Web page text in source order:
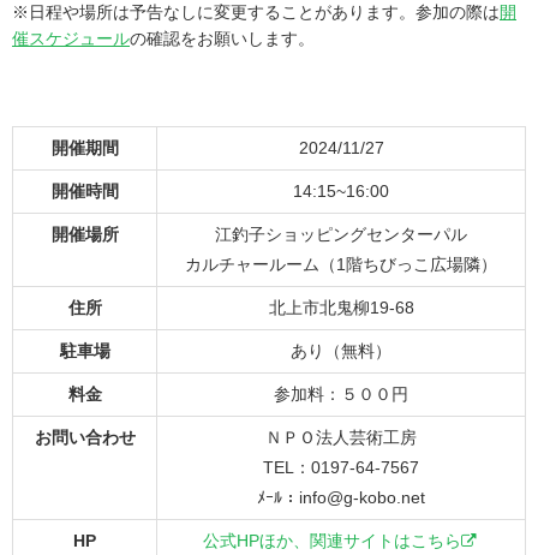
※日程や場所は予告なしに変更することがあります。参加の際は開
催スケジュールの確認をお願いします。
開催期間 2024/11/27
開催時間 14:15~16:00
開催場所
江釣子ショッピングセンターパル
カルチャールーム（1階ちびっこ広場隣）
住所 北上市北鬼柳19-68
駐車場 あり（無料）
料金 参加料：５００円
お問い合わせ
ＮＰＯ法人芸術工房
TEL：0197-64-7567
ﾒｰﾙ：info@g-kobo.net
HP 公式HPほか、関連サイトはこちら